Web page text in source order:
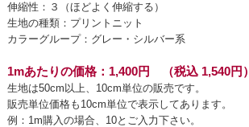
伸縮性：３（ほどよく伸縮する）
生地の種類：プリントニット
カラーグループ：グレー・シルバー系
1mあたりの価格：1,400円 （税込 1,540円）
生地は50cm以上、10cm単位の販売です。
販売単位価格も10cm単位で表示してあります。
例：1m購入の場合、10とご入力下さい。